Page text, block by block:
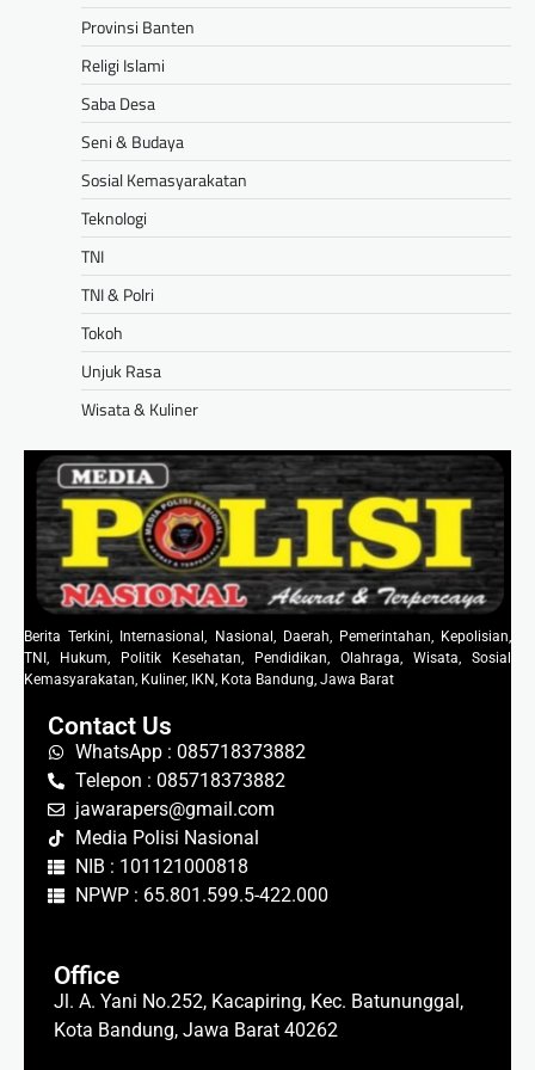
Provinsi Banten
Religi Islami
Saba Desa
Seni & Budaya
Sosial Kemasyarakatan
Teknologi
TNI
TNI & Polri
Tokoh
Unjuk Rasa
Wisata & Kuliner
Berita Terkini, Internasional, Nasional, Daerah, Pemerintahan, Kepolisian,
TNI, Hukum, Politik Kesehatan, Pendidikan, Olahraga, Wisata, Sosial
Kemasyarakatan, Kuliner, IKN, Kota Bandung, Jawa Barat
Contact Us
WhatsApp : 085718373882
Telepon : 085718373882
jawarapers@gmail.com
Media Polisi Nasional
NIB : 101121000818
NPWP : 65.801.599.5-422.000
Office
Jl. A. Yani No.252, Kacapiring, Kec. Batununggal,
Kota Bandung, Jawa Barat 40262